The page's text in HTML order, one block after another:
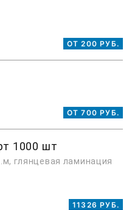
ОТ 200 РУБ.
ОТ 700 РУБ.
1000 шт
глянцевая ламинация
11326 РУБ.